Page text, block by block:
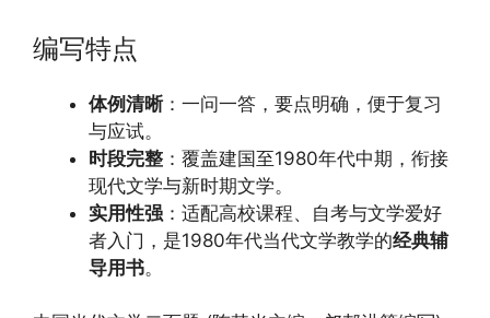
编写特点
体例清晰：一问一答，要点明确，便于复习
与应试。
时段完整 ：覆盖建国至1980年代中期，衔接
现代文学与新时期文学。
实用性强 ：适配高校课程、自考与文学爱好
者入门，是1980年代当代文学教学的经典辅
导用书。